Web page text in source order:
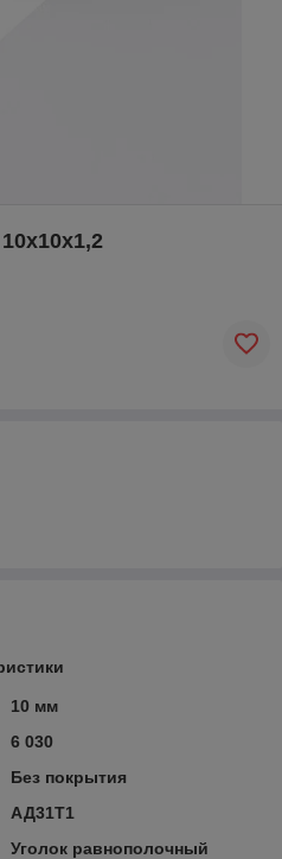
10 мм
6 030
Без покрытия
АД31Т1
Уголок равнополочный